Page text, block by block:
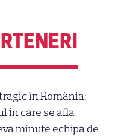
în România:
în care se afla
minute echipa de